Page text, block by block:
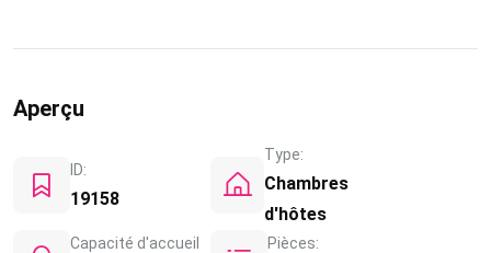
Aperçu
ID:
19158
Type:
Chambres
d'hôtes
Capacité d'accueil Pièces: